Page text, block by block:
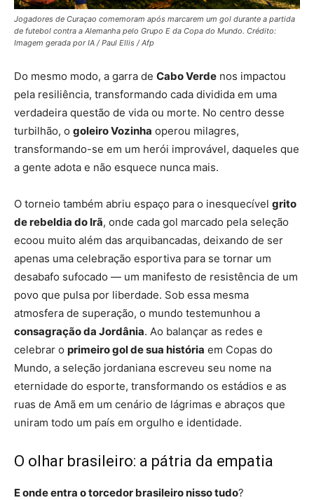
Jogadores de Curaçao comemoram após marcarem um gol durante a partida
de futebol contra a Alemanha pelo Grupo E da Copa do Mundo. Crédito:
Imagem gerada por IA / Paul Ellis / Afp
Do mesmo modo, a garra de Cabo Verde nos impactou
pela resiliência, transformando cada dividida em uma
verdadeira questão de vida ou morte. No centro desse
turbilhão, o goleiro Vozinha operou milagres,
transformando-se em um herói improvável, daqueles que
a gente adota e não esquece nunca mais.
O torneio também abriu espaço para o inesquecível grito
de rebeldia do Irã, onde cada gol marcado pela seleção
ecoou muito além das arquibancadas, deixando de ser
apenas uma celebração esportiva para se tornar um
desabafo sufocado — um manifesto de resistência de um
povo que pulsa por liberdade. Sob essa mesma
atmosfera de superação, o mundo testemunhou a
consagração da Jordânia. Ao balançar as redes e
celebrar o primeiro gol de sua história em Copas do
Mundo, a seleção jordaniana escreveu seu nome na
eternidade do esporte, transformando os estádios e as
ruas de Amã em um cenário de lágrimas e abraços que
uniram todo um país em orgulho e identidade.
O olhar brasileiro: a pátria da empatia
E onde entra o torcedor brasileiro nisso tudo?